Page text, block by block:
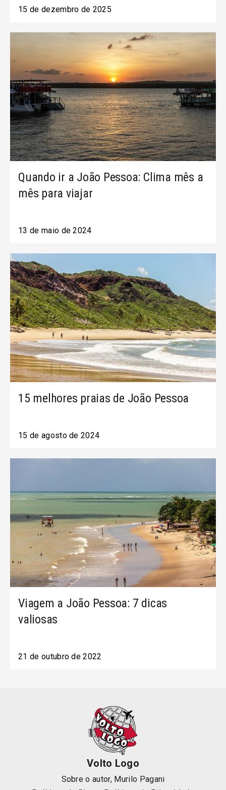
15 de dezembro de 2025
Quando ir a João Pessoa: Clima mês a
mês para viajar
13 de maio de 2024
15 melhores praias de João Pessoa
15 de agosto de 2024
Viagem a João Pessoa: 7 dicas
valiosas
21 de outubro de 2022
Volto Logo
Sobre o autor, Murilo Pagani